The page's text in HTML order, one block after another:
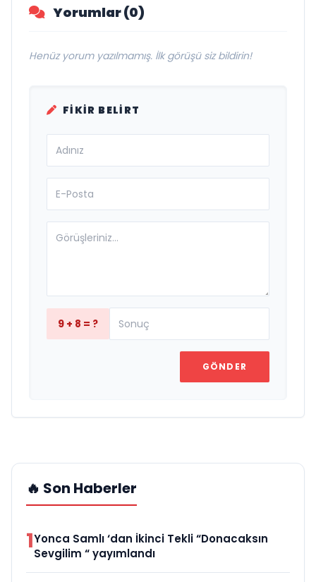
Yorumlar (0)
Henüz yorum yazılmamış. İlk görüşü siz bildirin!
FIKIR BELIRT
9 + 8 = ?
GÖNDER
🔥 Son Haberler
1Yonca Samlı ‘dan İkinci Tekli “Donacaksın
Sevgilim “ yayımlandı